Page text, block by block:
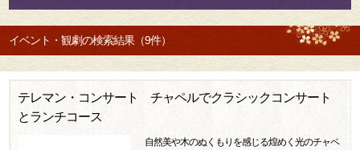
イベント・観劇の検索結果（9件）
テレマン・コンサート チャペルでクラシックコンサート
とランチコース
自然美や木のぬくもりを感じる煌めく光のチャペ